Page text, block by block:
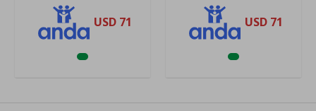
USD 71 USD 71